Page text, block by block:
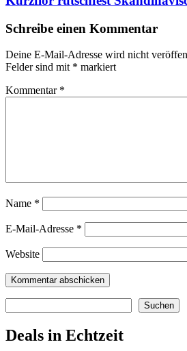
Schreibe einen Kommentar
Deine E-Mail-Adresse wird nicht
Felder sind mit * markiert
Kommentar *
Name *
E-Mail-Adresse *
Website
Suchen
Deals in Echtzeit